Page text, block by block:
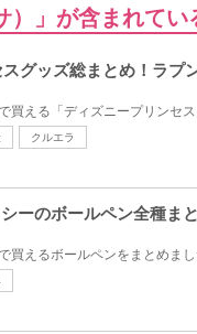
）」が含まれて
スグッズ総まとめ！ラ
買える「ディズニープリンセ
クルエラ
ーのボールペン全種
買えるボールペンをまとめま